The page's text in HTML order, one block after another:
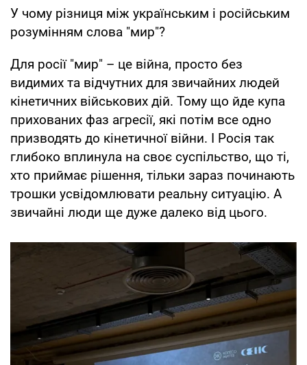
У чому різниця між українським і російським
розумінням слова "мир"?
Для росії "мир" – це війна, просто без
видимих та відчутних для звичайних людей
кінетичних військових дій. Тому що йде купа
прихованих фаз агресії, які потім все одно
призводять до кінетичної війни. І Росія так
глибоко вплинула на своє суспільство, що ті,
хто приймає рішення, тільки зараз починають
трошки усвідомлювати реальну ситуацію. А
звичайні люди ще дуже далеко від цього.